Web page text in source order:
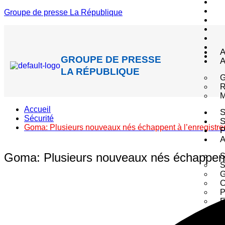
Groupe de presse La République
GROUPE DE PRESSE
LA RÉPUBLIQUE
Accueil
Sécurité
Goma: Plusieurs nouveaux nés échappent à
Goma: Plusieurs nouveaux nés